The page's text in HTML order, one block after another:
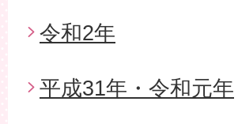
令和2年
平成31年・令和元年